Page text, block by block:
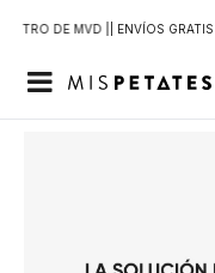
DE MVD | | ENVÍOS GRATIS
